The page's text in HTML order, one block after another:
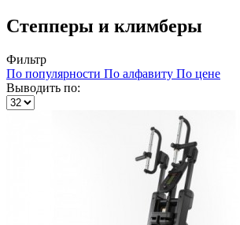
Степперы и климберы
Фильтр
По популярности По алфавиту По цене
Выводить по: